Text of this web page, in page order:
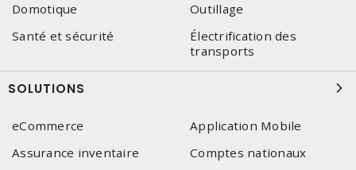
Domotique
Outillage
Santé et sécurité
Électrification des
transports
SOLUTIONS
eCommerce
Application Mobile
Assurance inventaire
Comptes nationaux